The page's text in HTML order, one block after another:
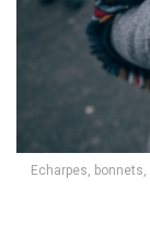
Echarpes,